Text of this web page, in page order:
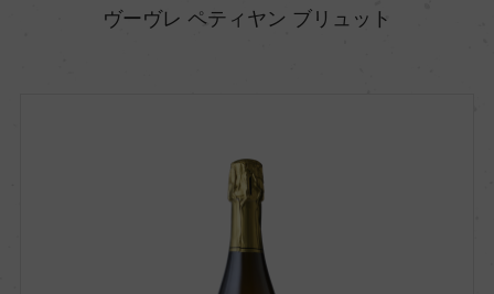
ヴーヴレ ペティヤン ブリュット